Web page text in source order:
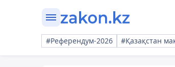
#Референдум-2026 #Қазақстан